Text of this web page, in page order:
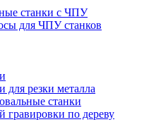
станки с ЧПУ
для ЧПУ станков
для резки металла
станки
гравировки по дереву